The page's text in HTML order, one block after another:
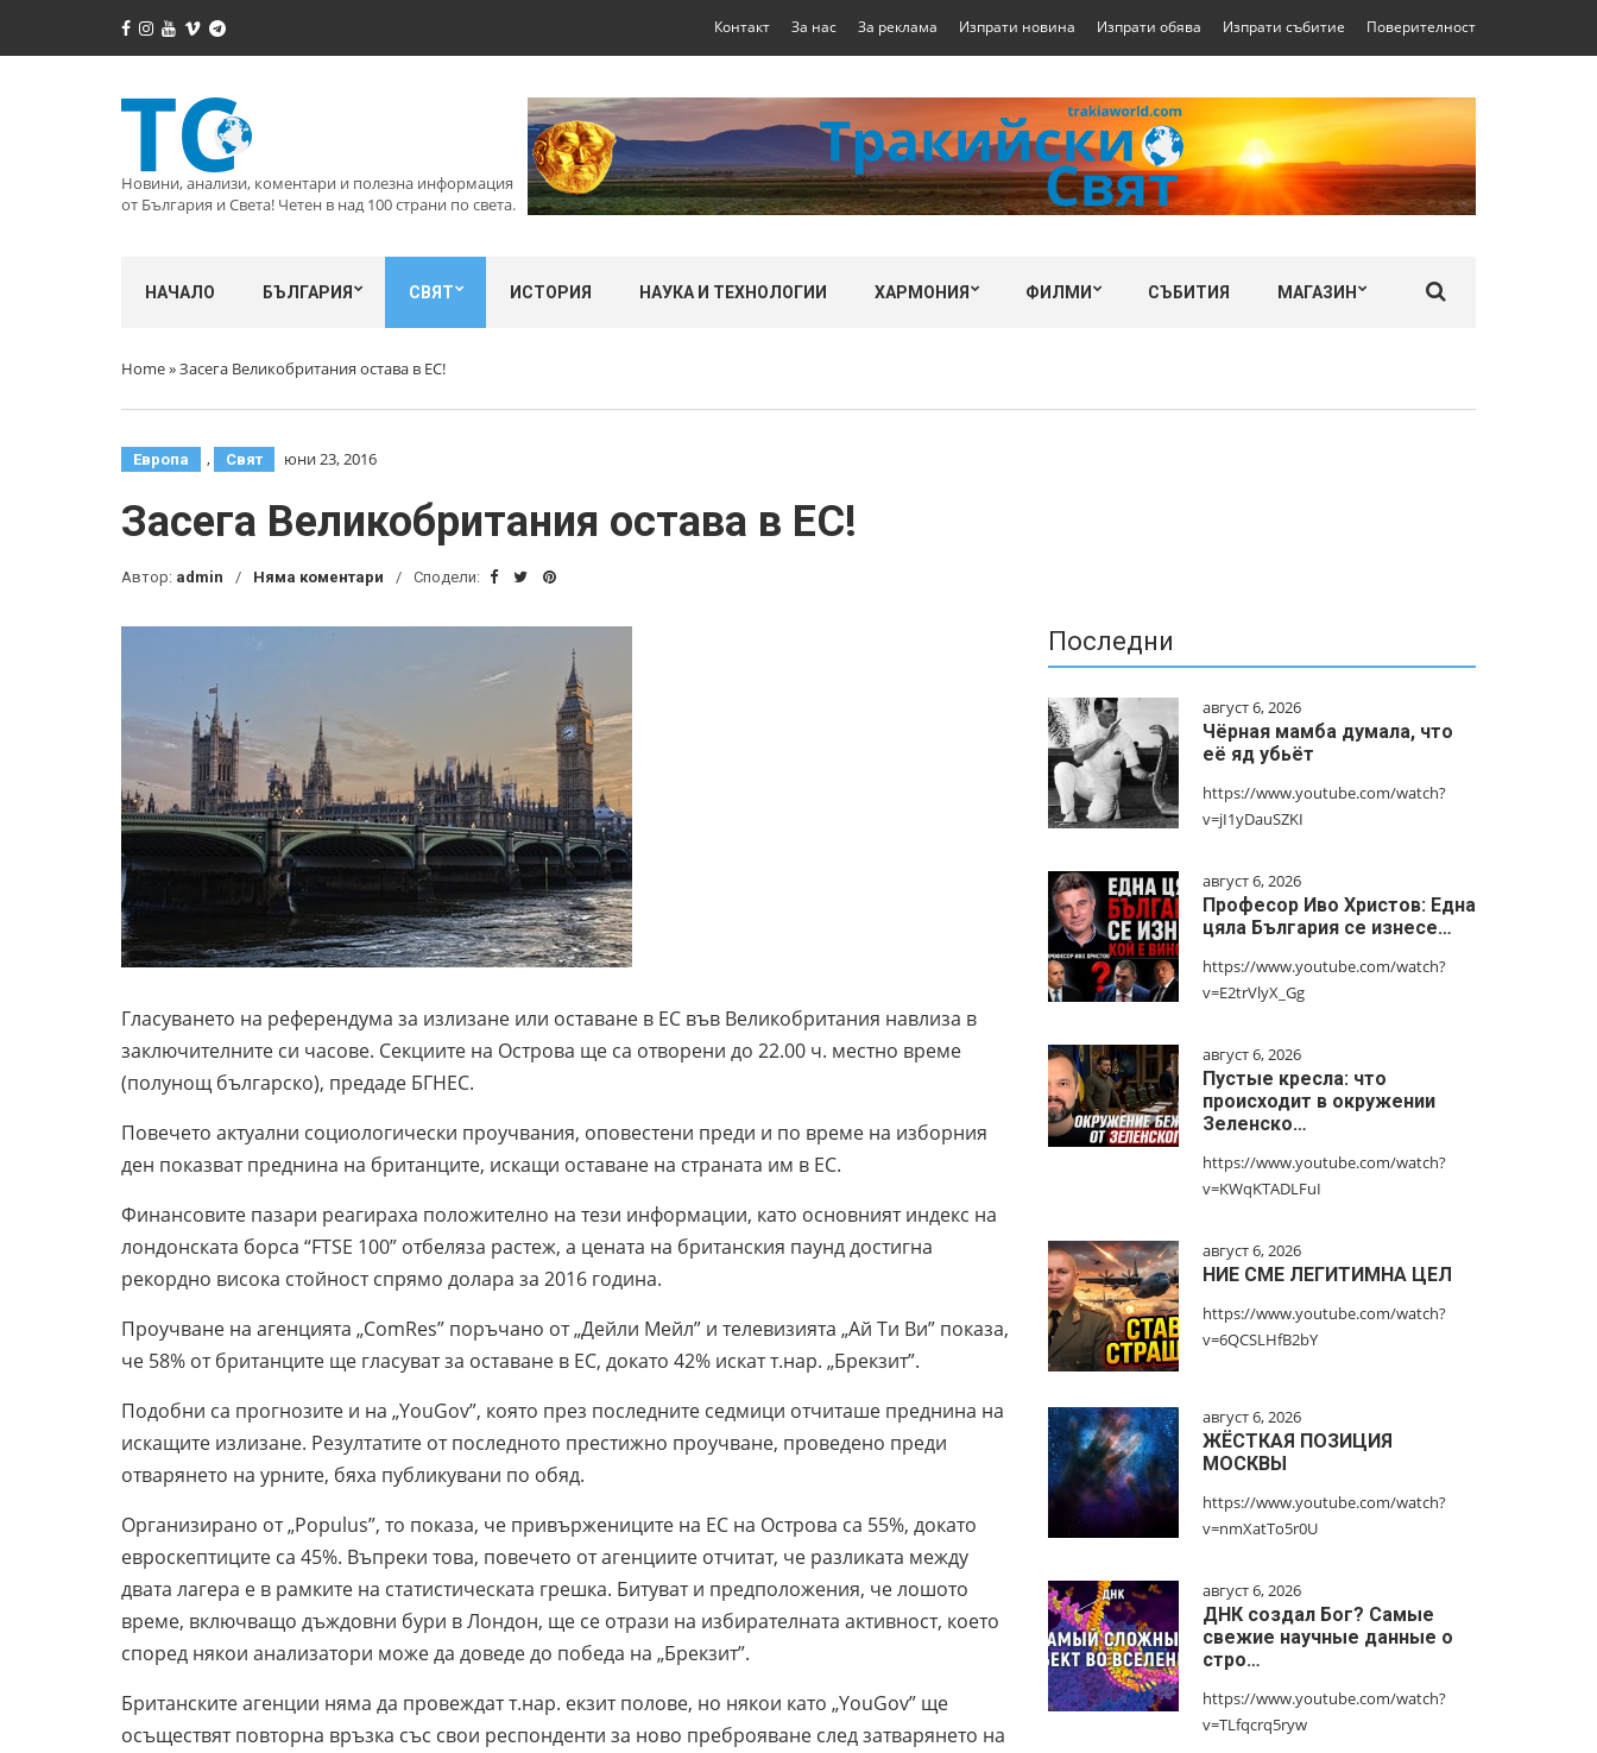
Контакт За нас За реклама Изпрати новина Изпрати обява Изпрати събитие Поверителност
Новини, анализи, коментари и полезна информация
от България и Света! Четен в над 100 страни по света.
НАЧАЛО БЪЛГАРИЯ СВЯТ ИСТОРИЯ НАУКА И ТЕХНОЛОГИИ ХАРМОНИЯ ФИЛМИ СЪБИТИЯ МАГАЗИН
Home»Засега Великобритания остава в ЕС!
Европа , Свят юни 23, 2016
Засега Великобритания остава в ЕС!
Автор: admin Няма коментари Сподели:
Гласуването на референдума за излизане или оставане в ЕС във Великобритания навлиза в
заключителните си часове. Секциите на Острова ще са отворени до 22.00 ч. местно време
(полунощ българско), предаде БГНЕС.
Повечето актуални социологически проучвания, оповестени преди и по време на изборния
ден показват преднина на британците, искащи оставане на страната им в ЕС.
Финансовите пазари реагираха положително на тези информации, като основният индекс на
лондонската борса “FTSE 100” отбеляза растеж, а цената на британския паунд достигна
рекордно висока стойност спрямо долара за 2016 година.
Проучване на агенцията „ComRes” поръчано от „Дейли Мейл” и телевизията „Ай Ти Ви” показа,
че 58% от британците ще гласуват за оставане в ЕС, докато 42% искат т.нар. „Брекзит”.
Подобни са прогнозите и на „YouGov”, която през последните седмици отчиташе преднина на
искащите излизане. Резултатите от последното престижно проучване, проведено преди
отварянето на урните, бяха публикувани по обяд.
Организирано от „Populus”, то показа, че привържениците на ЕС на Острова са 55%, докато
евроскептиците са 45%. Въпреки това, повечето от агенциите отчитат, че разликата между
двата лагера е в рамките на статистическата грешка. Битуват и предположения, че лошото
време, включващо дъждовни бури в Лондон, ще се отрази на избирателната активност, което
според някои анализатори може да доведе до победа на „Брекзит”.
Британските агенции няма да провеждат т.нар. екзит полове, но някои като „YouGov” ще
осъществят повторна връзка със свои респонденти за ново преброяване след затварянето на
Последни
август 6, 2026
Чёрная мамба думала, что
её яд убьёт
https://www.youtube.com/watch?
v=jI1yDauSZKI
август 6, 2026
Професор Иво Христов: Една
цяла България се изнесе…
https://www.youtube.com/watch?
v=E2trVlyX_Gg
август 6, 2026
Пустые кресла: что
происходит в окружении
Зеленско…
https://www.youtube.com/watch?
v=KWqKTADLFuI
август 6, 2026
НИЕ СМЕ ЛЕГИТИМНА ЦЕЛ
https://www.youtube.com/watch?
v=6QCSLHfB2bY
август 6, 2026
ЖЁСТКАЯ ПОЗИЦИЯ
МОСКВЫ
https://www.youtube.com/watch?
v=nmXatTo5r0U
август 6, 2026
ДНК создал Бог? Самые
свежие научные данные о
стро…
https://www.youtube.com/watch?
v=TLfqcrq5ryw